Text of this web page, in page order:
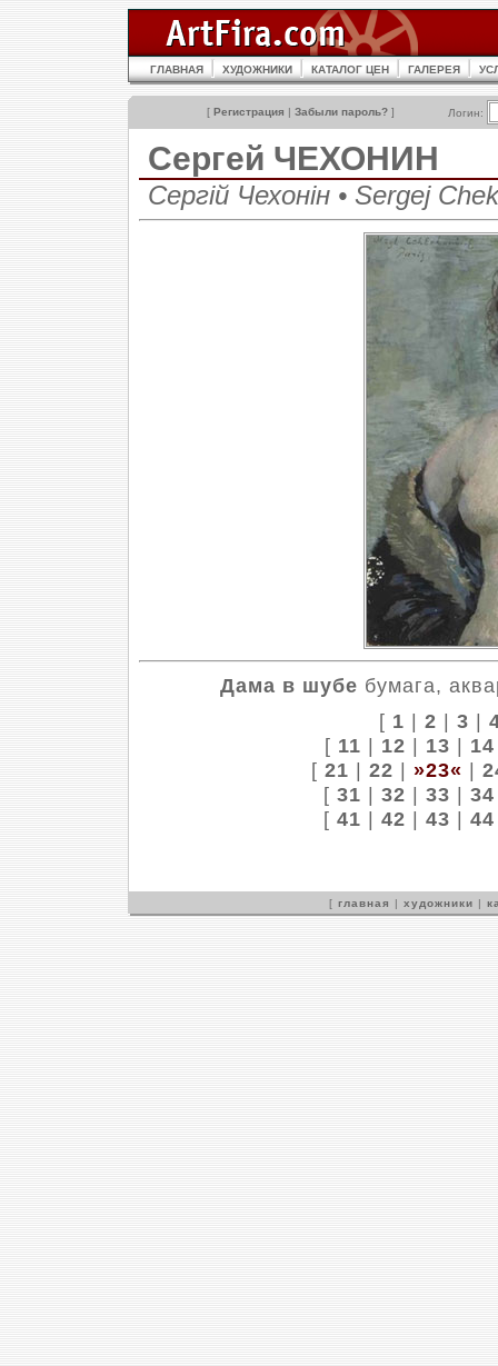
ГЛАВНАЯ ХУДОЖНИКИ КАТАЛОГ ЦЕН ГАЛЕРЕЯ
[ Регистрация | Забыли пароль? ] Логин:
Сергей ЧЕХОНИН
Сергій Чехонін • Sergej
Дама в шубе бумага,
[ 1 | 2 | 3 |
[ 11 | 12 | 13 | 14
[ 21 | 22 | »23« |
[ 31 | 32 | 33 | 34
[ 41 | 42 | 43 | 44
[ главная | художники |